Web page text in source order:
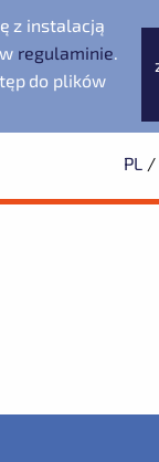
z instalacją
regulaminie.
do plików
PL /